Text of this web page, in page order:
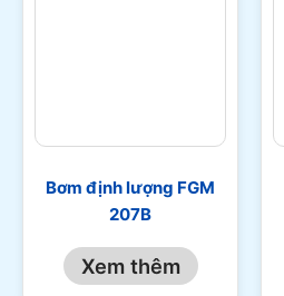
Bơm định lượng FGM
207B
Xem thêm